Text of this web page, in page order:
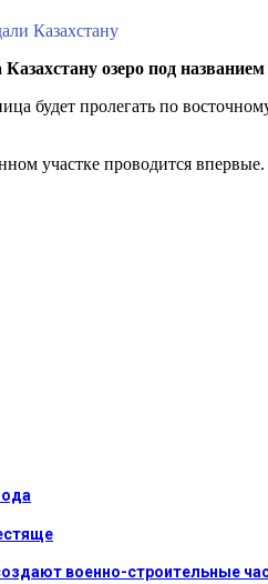
Казахстану
озеро под
будет пролегать по
участке проводится
военно-строительные